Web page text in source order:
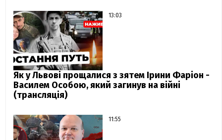
13:03
Як у Львові прощалися з зятем Ірини Фаріон -
Василем Особою, який загинув на війні
(трансляція)
11:55